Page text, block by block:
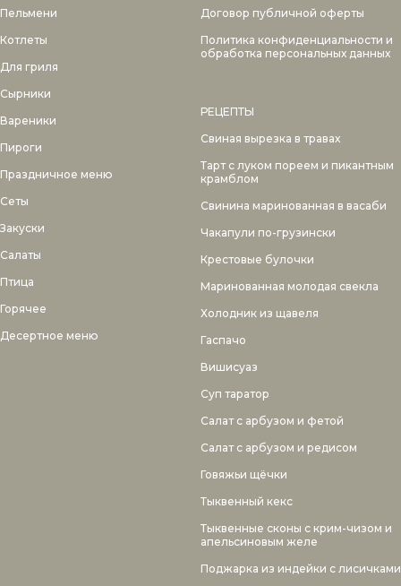
Пельмени
Котлеты
Для гриля
Сырники
Вареники
Пироги
Праздничное меню
Сеты
Закуски
Салаты
Птица
Горячее
Десертное меню
Договор публичной оферты
Политика конфиденциальности и
обработка персональных данных
РЕЦЕПТЫ
Свиная вырезка в травах
Тарт с луком пореем и пикантным
крамблом
Свинина маринованная в васаби
Чакапули по-грузински
Крестовые булочки
Маринованная молодая свекла
Холодник из щавеля
Гаспачо
Вишисуаз
Суп таратор
Салат с арбузом и фетой
Салат с арбузом и редисом
Говяжьи щёчки
Тыквенный кекс
Тыквенные сконы с крим-чизом и
апельсиновым желе
Поджарка из индейки с лисичками